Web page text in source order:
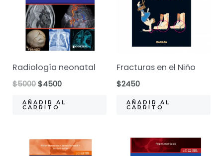
Radiología neonatal
$5000El
original
era:
$4500El
actual
AÑADIR AL
CARRITO
Fracturas en el Niño
$2450
AÑADIR AL
CARRITO